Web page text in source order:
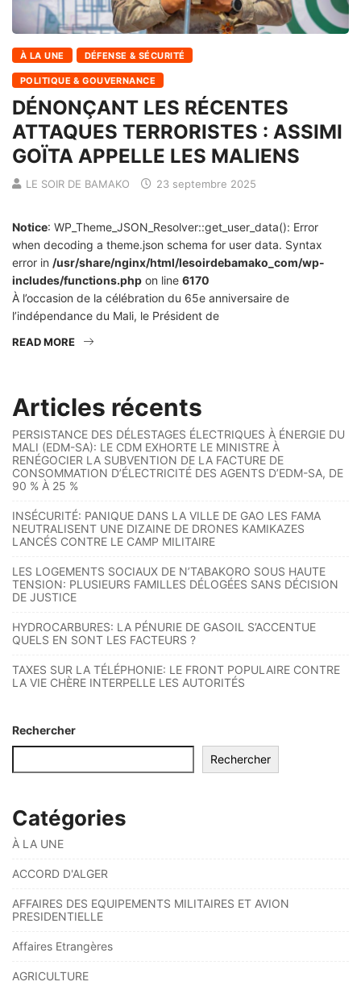
À LA UNE DÉFENSE & SÉCURITÉ
POLITIQUE & GOUVERNANCE
DÉNONÇANT LES RÉCENTES
ATTAQUES TERRORISTES : ASSIMI
GOÏTA APPELLE LES MALIENS
LE SOIR DE BAMAKO 23 septembre 2025
Notice: WP_Theme_JSON_Resolver::get_user_data(): Error
when decoding a theme.json schema for user data. Syntax
error in /usr/share/nginx/html/lesoirdebamako_com/wp-
includes/functions.php on line 6170
À l’occasion de la célébration du 65e anniversaire de
l’indépendance du Mali, le Président de
READ MORE
Articles récents
PERSISTANCE DES DÉLESTAGES ÉLECTRIQUES À ÉNERGIE DU
MALI (EDM-SA): LE CDM EXHORTE LE MINISTRE À
RENÉGOCIER LA SUBVENTION DE LA FACTURE DE
CONSOMMATION D’ÉLECTRICITÉ DES AGENTS D’EDM-SA, DE
90 % À 25 %
INSÉCURITÉ: PANIQUE DANS LA VILLE DE GAO LES FAMA
NEUTRALISENT UNE DIZAINE DE DRONES KAMIKAZES
LANCÉS CONTRE LE CAMP MILITAIRE
LES LOGEMENTS SOCIAUX DE N’TABAKORO SOUS HAUTE
TENSION: PLUSIEURS FAMILLES DÉLOGÉES SANS DÉCISION
DE JUSTICE
HYDROCARBURES: LA PÉNURIE DE GASOIL S’ACCENTUE
QUELS EN SONT LES FACTEURS ?
TAXES SUR LA TÉLÉPHONIE: LE FRONT POPULAIRE CONTRE
LA VIE CHÈRE INTERPELLE LES AUTORITÉS
Rechercher
Rechercher
Catégories
À LA UNE
ACCORD D'ALGER
AFFAIRES DES EQUIPEMENTS MILITAIRES ET AVION
PRESIDENTIELLE
Affaires Etrangères
AGRICULTURE